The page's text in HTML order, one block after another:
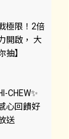
極限！2倍
開啟， 大
抽】
CHEW✨
心回饋好
送